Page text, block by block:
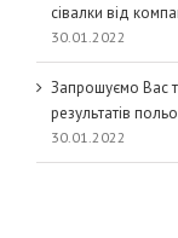
сівалки від
30.01.2022
Запрошуємо Вас
результатів
30.01.2022